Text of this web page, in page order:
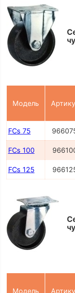
Модель
FCs 75
FCs 100
FCs 125
Модель